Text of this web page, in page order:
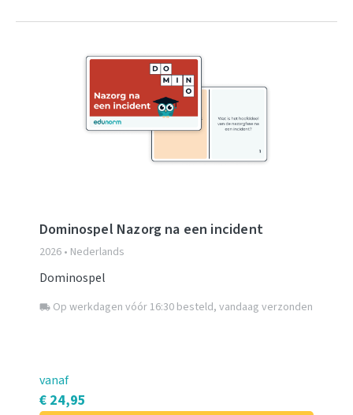
Dominospel Nazorg na een incident
2026 • Nederlands
Dominospel
local_shipping Op werkdagen vóór 16:30 besteld, vandaag verzonden
vanaf
€ 24,95